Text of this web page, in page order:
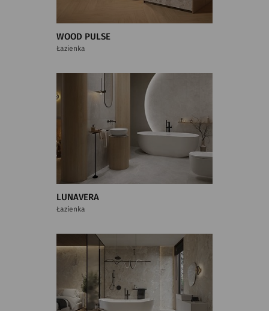
WOOD PULSE
Łazienka
LUNAVERA
Łazienka